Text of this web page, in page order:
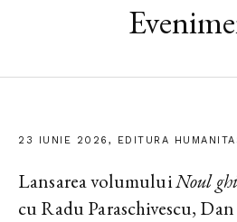
23 IUNIE 2026, EDITURA
Lansarea volumuluiNoul
cu Radu Paraschivescu,